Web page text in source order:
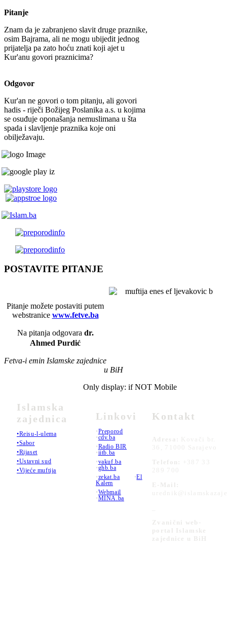
Pitanje
Znam da je zabranjeno slavit druge praznike,
osim Bajrama, ali ne mogu ubijedit jednog
prijatelja pa zato hoću znati koji ajet u
Kur'anu govori praznicima?
Odgovor
Kur'an ne govori o tom pitanju, ali govori
hadis - riječi Božijeg Poslanika a.s. u kojima
se osuđuje oponašanja nemuslimana u šta
spada i slavljenje praznika koje oni
obilježavaju.
POSTAVITE PITANJE
Pitanje možete postaviti putem
webstranice www.fetve.ba
Na pitanja odgovara dr.
Ahmed Purdić
Fetva-i emin Islamske zajednice
u BiH
Islamska
zajednica
•Reisu-l-ulema
•Sabor
•Rijaset
•Ustavni sud
•Vijeće muftija
Only display: if NOT Mobile
Linkovi
•Preporod
•cdv.ba
•Radio BIR
•iitb.ba
•vakuf.ba
•ghb.ba
•zekat.ba •El
Kalem
•Webmail
•MINA.ba
Kontakt
Adresa:
Kovači br.
36, 71000 Sarajevo
Telefon:
+387 33
289 700
E-Mail:
Zvanični web-
portal Islamske
zajednice u BiH